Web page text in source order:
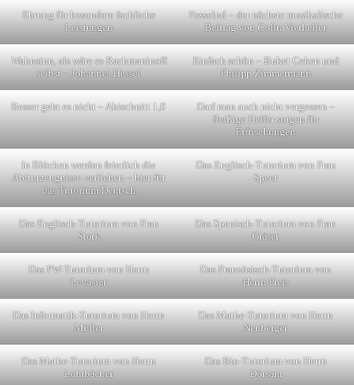
Ehrung für besondere fachliche
Leistungen
Fesselnd – der nächste musikalische
Beitrag von Colin Vierheller
Wahnsinn, als wäre es Rachmaninoff
selbst – Johannes Hessel
Einfach schön – Buket Ceken und
Philipp Zimmermann
Besser geht es nicht – Abischnitt 1,0
Darf man auch nicht vergessen –
fleißige Helfer sorgen für
Erfrischungen
In Blöcken werden feierlich die
Abiturzeugnisse verliehen – hier für
das Tutorium Deutsch
Das Englisch-Tutorium von Frau
Speer
Das Englisch-Tutorium von Frau
Stork
Das Spanisch-Tutorium von Frau
Gräser
Das PW-Tutorium von Herrn
Levasier
Das Französisch-Tutorium von
Herrn Preis
Das Informatik-Tutorium von Herrn
Müller
Das Mathe-Tutorium von Herrn
Neuberger
Das Mathe-Tutorium von Herrn
Lohrbächer
Das Bio-Tutorium von Herrn
Dörsam